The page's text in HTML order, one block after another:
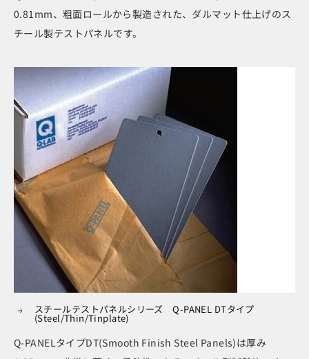
0.81mm、粗面ロールから製造された、ダルマット仕上げのス
チール製テストパネルです。
スチールテストパネルシリーズ Q-PANEL DTタイプ
(Steel/Thin/Tinplate)
Q-PANELタイプDT(Smooth Finish Steel Panels)は厚み